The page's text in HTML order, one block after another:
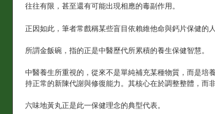
往往有限，甚至還有可能出現相應的毒副作用。
正因如此，筆者常戲稱某些盲目依賴維他命與鈣片保健的
所謂金飯碗，指的正是中醫歷代所累積的養生保健智慧。
中醫養生所重視的，從來不是單純補充某種物質，而是培
持正常的新陳代謝與修復能力。其核心在於調整整體，而
六味地黃丸正是此一保健理念的典型代表。